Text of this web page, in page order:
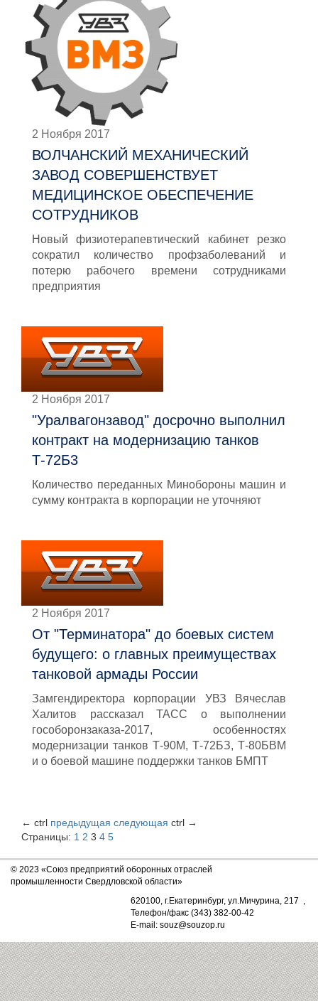
2 Ноября 2017
ВОЛЧАНСКИЙ МЕХАНИЧЕСКИЙ
ЗАВОД СОВЕРШЕНСТВУЕТ
МЕДИЦИНСКОЕ ОБЕСПЕЧЕНИЕ
СОТРУДНИКОВ
Новый физиотерапевтический кабинет резко
сократил количество профзаболеваний и
потерю рабочего времени сотрудниками
предприятия
2 Ноября 2017
"Уралвагонзавод" досрочно выполнил
контракт на модернизацию танков
Т-72Б3
Количество переданных Минобороны машин и
сумму контракта в корпорации не уточняют
2 Ноября 2017
От "Терминатора" до боевых систем
будущего: о главных преимуществах
танковой армады России
Замгендиректора корпорации УВЗ Вячеслав
Халитов рассказал ТАСС о выполнении
гособоронзаказа-2017, особенностях
модернизации танков Т-90М, Т-72БЗ, Т-80БВМ
и о боевой машине поддержки танков БМПТ
← ctrl предыдущая следующая ctrl →
Страницы: 1 2 3 4 5
© 2023 «Союз предприятий оборонных отраслей
промышленности Свердловской области»
620100, г.Екатеринбург, ул.Мичурина, 217 ,
Телефон/факс (343) 382-00-42
E-mail: souz@souzop.ru